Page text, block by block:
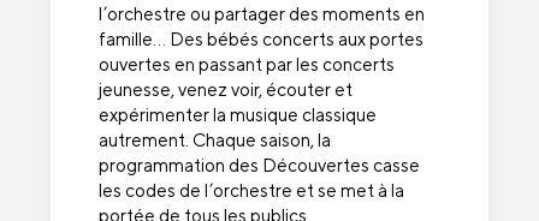
l’orchestre ou partager des moments en
famille… Des bébés concerts aux portes
ouvertes en passant par les concerts
jeunesse, venez voir, écouter et
expérimenter la musique classique
autrement. Chaque saison, la
programmation des Découvertes casse
les codes de l’orchestre et se met à la
portée de tous les publics.